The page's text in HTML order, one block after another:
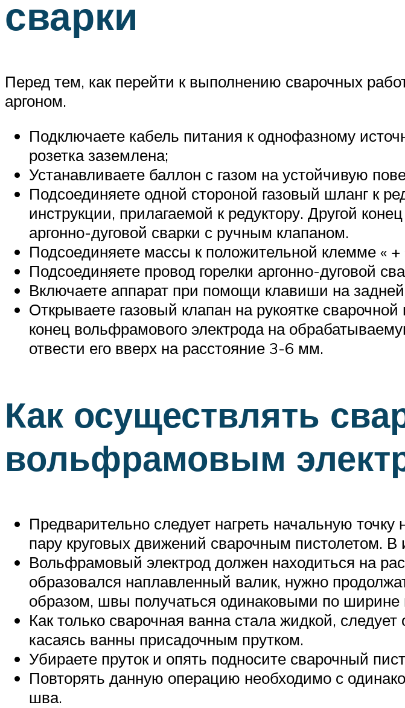
сварки
Перед тем, как перейти к выполнению сварочных
аргоном.
Подключаете кабель питания к однофазному
розетка заземлена;
Устанавливаете баллон с газом на устойчивую
Подсоединяете одной стороной газовый шланг к
инструкции, прилагаемой к редуктору. Другой
аргонно-дуговой сварки с ручным клапаном.
Подсоединяете массы к положительной клемме « +
Подсоединяете провод горелки аргонно-дуговой
Включаете аппарат при помощи клавиши на
Открываете газовый клапан на рукоятке
конец вольфрамового электрода на
отвести его вверх на расстояние 3-6 мм.
Как осуществлять
вольфрамовым
Предварительно следует нагреть начальную
пару круговых движений сварочным пистолетом. В
Вольфрамовый электрод должен находиться на
образовался наплавленный валик, нужно
образом, швы получаться одинаковыми по ширине
Как только сварочная ванна стала жидкой,
касаясь ванны присадочным прутком.
Убираете пруток и опять подносите сварочный
Повторять данную операцию необходимо с
шва.